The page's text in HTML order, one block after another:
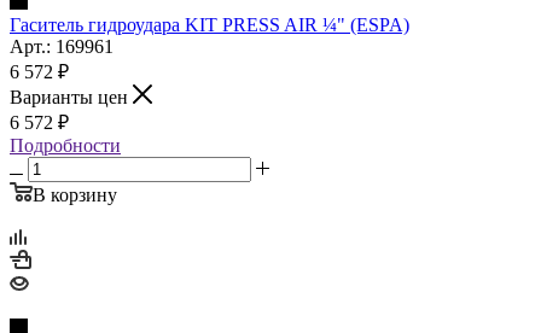
Гаситель гидроудара KIT PRESS AIR ¼" (ESPA)
Арт.: 169961
6 572 ₽
Варианты цен
6 572 ₽
Подробности
В корзину